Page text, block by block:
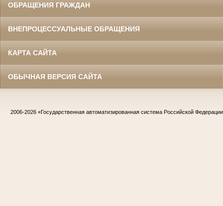
ОБРАЩЕНИЯ ГРАЖДАН
ВНЕПРОЦЕССУАЛЬНЫЕ ОБРАЩЕНИЯ
КАРТА САЙТА
ОБЫЧНАЯ ВЕРСИЯ САЙТА
2006-2026 «Государственная автоматизированная система Российской